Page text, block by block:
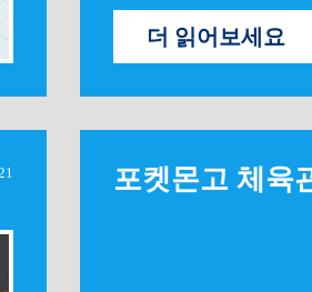
더 읽어보세요
포켓몬고 체육